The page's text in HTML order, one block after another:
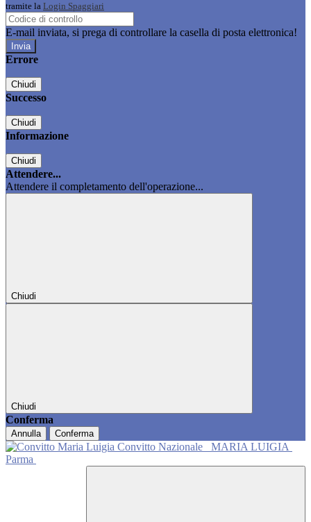
tramite la Login Spaggiari
E-mail inviata, si prega di controllare la casella di posta elettronica!
Errore
Chiudi
Successo
Chiudi
Informazione
Chiudi
Attendere...
Attendere il completamento dell'operazione...
Chiudi
Chiudi
Conferma
Annulla Conferma
Convitto Nazionale
MARIA LUIGIA
Parma